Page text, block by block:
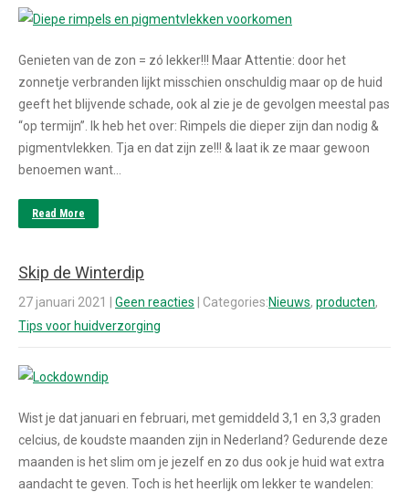
Genieten van de zon = zó lekker!!! Maar Attentie: door het
zonnetje verbranden lijkt misschien onschuldig maar op de huid
geeft het blijvende schade, ook al zie je de gevolgen meestal pas
“op termijn”. Ik heb het over: Rimpels die dieper zijn dan nodig &
pigmentvlekken. Tja en dat zijn ze!!! & laat ik ze maar gewoon
benoemen want…
Read More
Skip de Winterdip
27 januari 2021 Geen reacties | Categories:Nieuws, producten,
Tips voor huidverzorging
Wist je dat januari en februari, met gemiddeld 3,1 en 3,3 graden
celcius, de koudste maanden zijn in Nederland? Gedurende deze
maanden is het slim om je jezelf en zo dus ook je huid wat extra
aandacht te geven. Toch is het heerlijk om lekker te wandelen: